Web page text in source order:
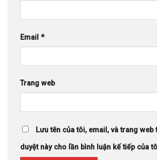
Email *
Trang web
Lưu tên của tôi, email, và trang
duyệt này cho lần bình luận kế tiếp của